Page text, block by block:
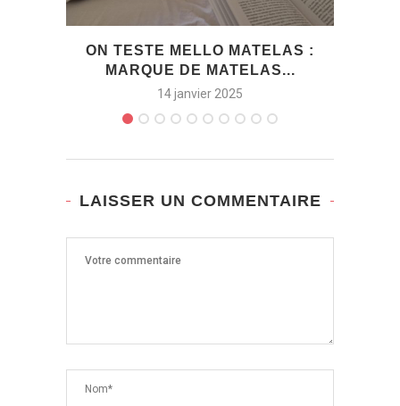
ON TESTE MELLO MATELAS :
MARQUE DE MATELAS...
14 janvier 2025
LAISSER UN COMMENTAIRE